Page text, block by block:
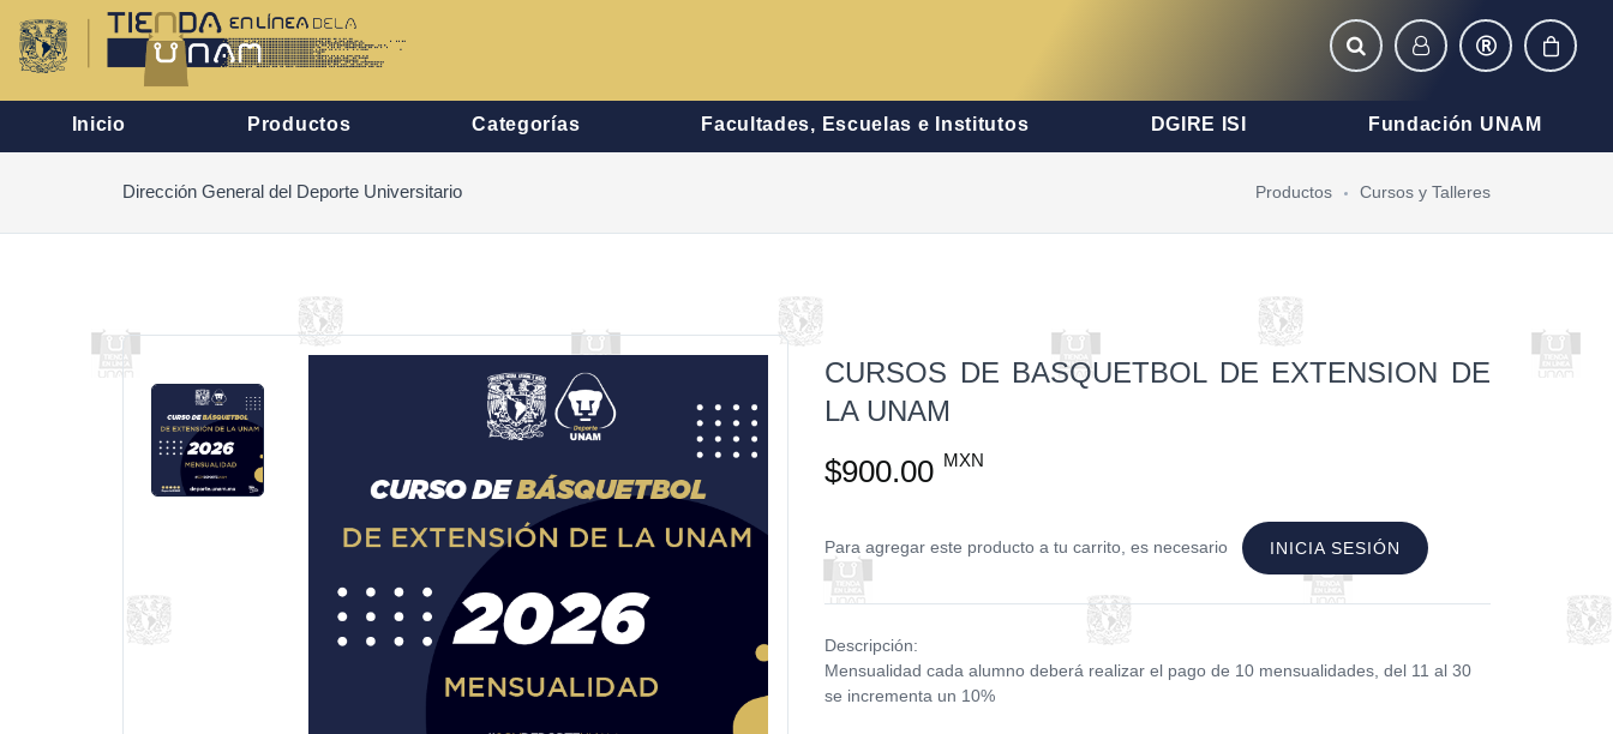
Inicio Productos Categorías Facultades, Escuelas e Institutos DGIRE ISI Fundación UNAM
Dirección General del Deporte Universitario Productos Cursos y Talleres
CURSOS DE BASQUETBOL DE EXTENSION DE
LA UNAM
$900.00 MXN
Para agregar este producto a tu carrito, es necesario INICIA SESIÓN
Descripción:
Mensualidad cada alumno deberá realizar el pago de 10 mensualidades, del 11 al 30
se incrementa un 10%